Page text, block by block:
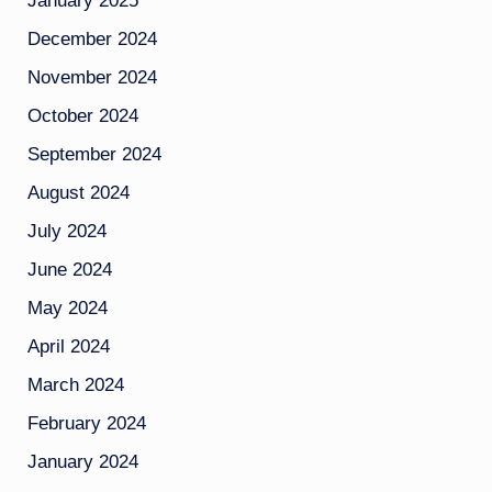
December 2024
November 2024
October 2024
September 2024
August 2024
July 2024
June 2024
May 2024
April 2024
March 2024
February 2024
January 2024